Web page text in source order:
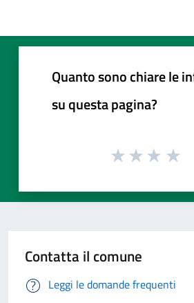
Quanto sono chiare le
su questa pagina?
Contatta il comune
Leggi le domande frequenti